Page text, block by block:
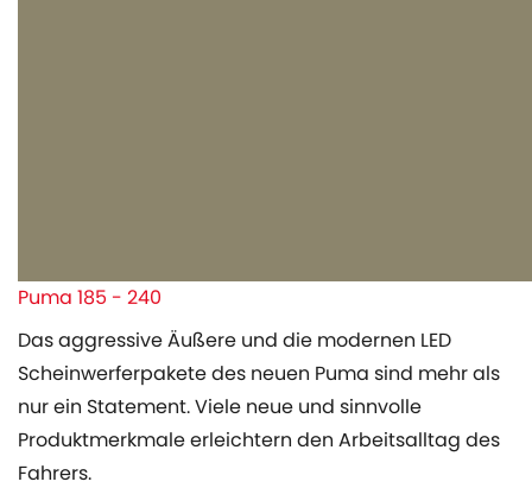
Puma 185 - 240
Das aggressive Äußere und die modernen LED
Scheinwerferpakete des neuen Puma sind mehr als
nur ein Statement. Viele neue und sinnvolle
Produktmerkmale erleichtern den Arbeitsalltag des
Fahrers.